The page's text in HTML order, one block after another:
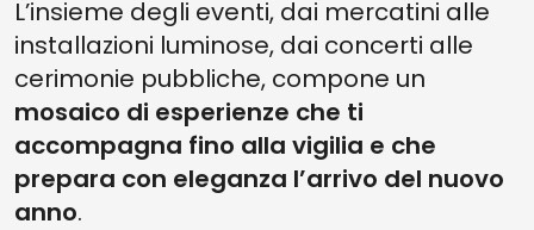
L’insieme degli eventi, dai mercatini alle
installazioni luminose, dai concerti alle
cerimonie pubbliche, compone un
mosaico di esperienze che ti
accompagna fino alla vigilia e che
prepara con eleganza l’arrivo del nuovo
anno.